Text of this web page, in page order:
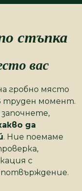
стъпка
вас
гробно място
труден момент.
да
. Ние поемаме
с